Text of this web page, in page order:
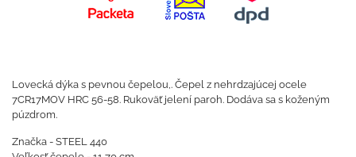
Lovecká dýka s pevnou čepelou,. Čepel z nehrdzajúcej ocele
7CR17MOV HRC 56-58. Rukoväť jelení paroh. Dodáva sa s koženým
púzdrom.
Značka - STEEL 440